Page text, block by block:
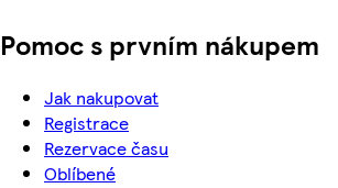
Pomoc s prvním nákupem
Jak nakupovat
Registrace
Rezervace času
Oblíbené